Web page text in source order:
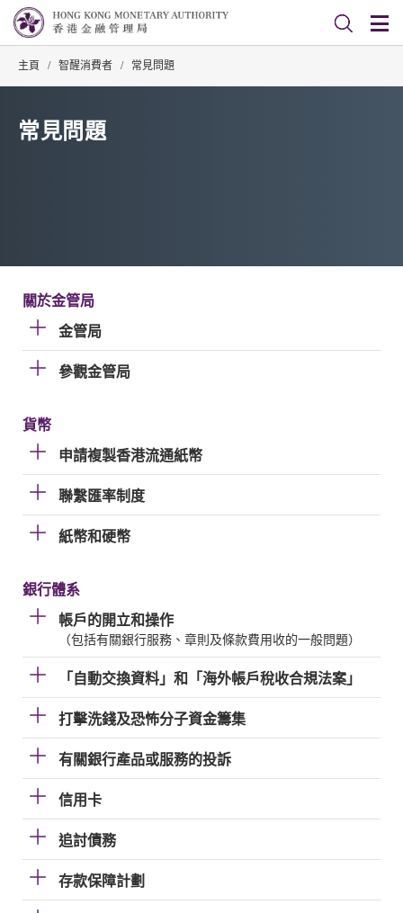
主頁 / 智醒消費者 / 常見問題
常見問題
關於金管局
金管局
參觀金管局
貨幣
申請複製香港流通紙幣
聯繫匯率制度
紙幣和硬幣
銀行體系
帳戶的開立和操作
（包括有關銀行服務、章則及條款費用收的一般問題）
「自動交換資料」和「海外帳戶稅收合規法案」
打擊洗錢及恐怖分子資金籌集
有關銀行產品或服務的投訴
信用卡
追討債務
存款保障計劃